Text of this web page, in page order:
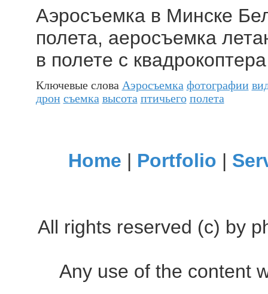
Аэросъемка в Минске
полета, аеросъемка
в полете с квадрокоптера
Ключевые слова Аэросъемка фотографии
дрон съемка высота птичьего полета
Home | Portfolio |
All rights reserved (c) by
Any use of the content